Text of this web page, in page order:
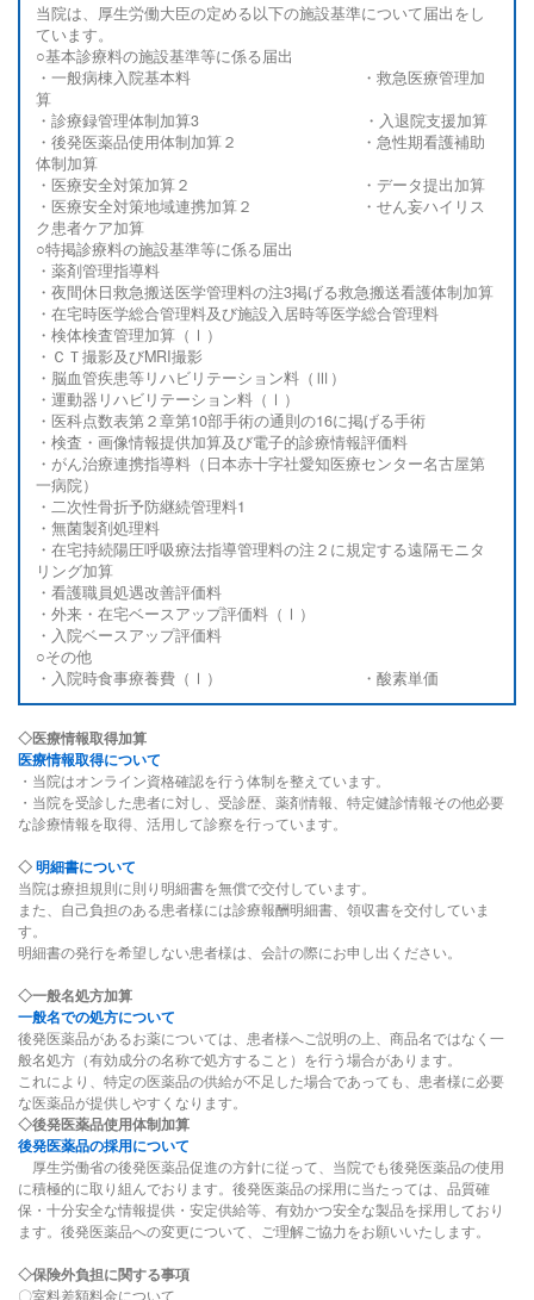
当院は、厚生労働大臣の定める以下の施設基準について届出をし
ています。
○基本診療料の施設基準等に係る届出
・一般病棟入院基本料 ・救急医療管理加
算
・診療録管理体制加算3
・入退院支援加算
・後発医薬品使用体制加算２ ・急性期看護補助
体制加算
・医療安全対策加算２ ・データ提出加算
・医療安全対策地域連携加算２ ・せん妄ハイリス
ク患者ケア加算
○特掲診療料の施設基準等に係る届出
・薬剤管理指導料
・夜間休日救急搬送医学管理料の注3掲げる救急搬送看護体制加算
・在宅時医学総合管理料及び施設入居時等医学総合管理料
・検体検査管理加算（Ⅰ）
・ＣＴ撮影及びMRI撮影
・脳血管疾患等リハビリテーション料（Ⅲ）
・運動器リハビリテーション料（Ⅰ）
・医科点数表第２章第10部手術の通則の16に掲げる手術
・検査・画像情報提供加算及び電子的診療情報評価料
・がん治療連携指導料（日本赤十字社愛知医療センター名古屋第
一病院）
・二次性骨折予防継続管理料1
・無菌製剤処理料
・在宅持続陽圧呼吸療法指導管理料の注２に規定する遠隔モニタ
リング加算
・看護職員処遇改善評価料
・外来・在宅ベースアップ評価料（Ⅰ）
・入院ベースアップ評価料
○その他
・入院時食事療養費（Ⅰ） ・酸素単価
◇医療情報取得加算
医療情報取得について
・当院はオンライン資格確認を行う体制を整えています。
・当院を受診した患者に対し、受診歴、薬剤情報、特定健診情報その他必要
な診療情報を取得、活用して診察を行っています。
◇明細書について
当院は療担規則に則り明細書を無償で交付しています。
また、自己負担のある患者様には診療報酬明細書、領収書を交付していま
す。
明細書の発行を希望しない患者様は、会計の際にお申し出ください。
◇⼀般名処⽅加算
一般名での処方について
後発医薬品があるお薬については、患者様へご説明の上、商品名ではなく一
般名処方（有効成分の名称で処方すること）を行う場合があります。
これにより、特定の医薬品の供給が不足した場合であっても、患者様に必要
な医薬品が提供しやすくなります。
◇後発医薬品使用体制加算
後発医薬品の採用について
厚生労働省の後発医薬品促進の方針に従って、当院でも後発医薬品の使用
に積極的に取り組んでおります。後発医薬品の採用に当たっては、品質確
保・十分安全な情報提供・安定供給等、有効かつ安全な製品を採用しており
ます。後発医薬品への変更について、ご理解ご協力をお願いいたします。
◇保険外負担に関する事項
〇室料差額料金について